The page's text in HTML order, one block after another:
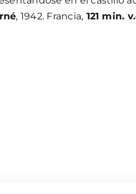
, 1942. Francia, 121 min.